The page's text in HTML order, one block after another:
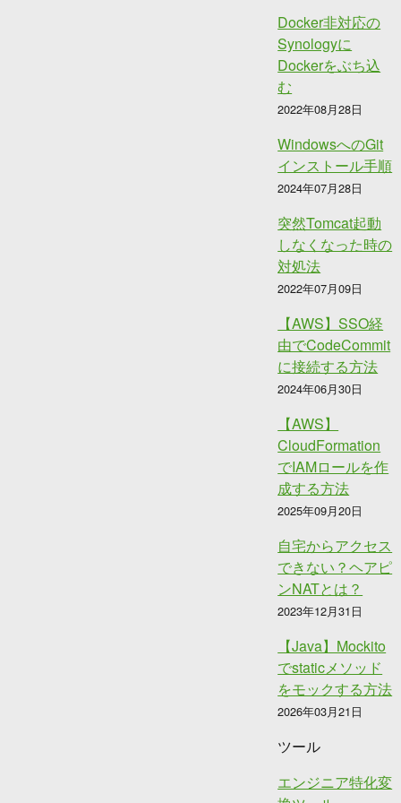
Docker非対応の
Synologyに
Dockerをぶち込
む
2022年08月28日
WindowsへのGit
インストール手順
2024年07月28日
突然Tomcat起動
しなくなった時の
対処法
2022年07月09日
【AWS】SSO経
由でCodeCommit
に接続する方法
2024年06月30日
【AWS】
CloudFormation
でIAMロールを作
成する方法
2025年09月20日
自宅からアクセス
できない？ヘアピ
ンNATとは？
2023年12月31日
【Java】Mockito
でstaticメソッド
をモックする方法
2026年03月21日
ツール
エンジニア特化変